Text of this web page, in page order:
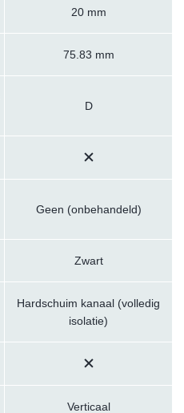
20 mm
75.83 mm
D
Geen (onbehandeld)
Zwart
Hardschuim kanaal (volledig
isolatie)
Verticaal